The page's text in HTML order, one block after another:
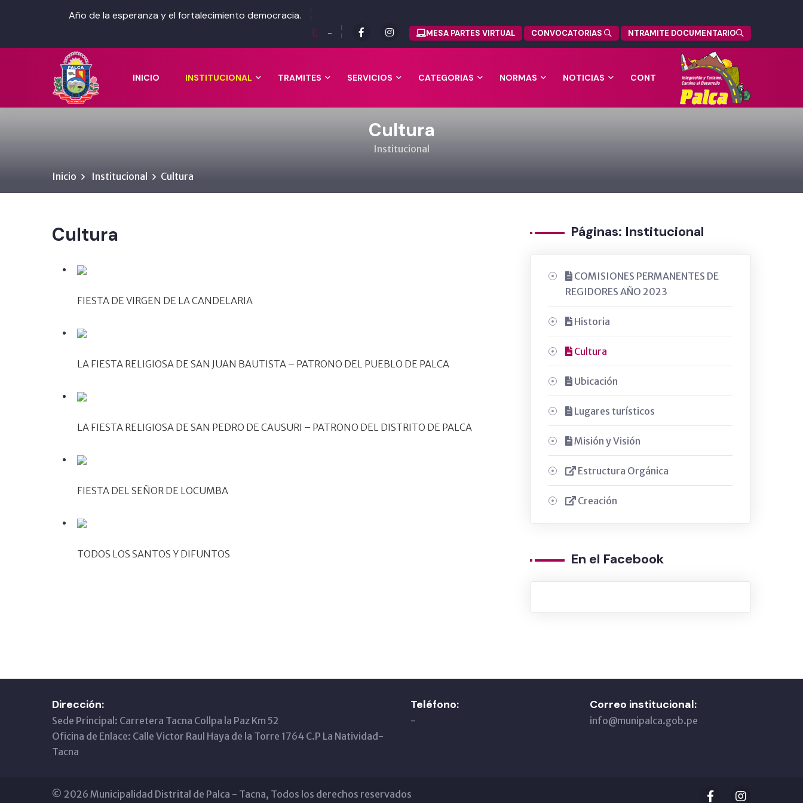
Año de la esperanza y el fortalecimiento democracia.
-
MESA PARTES VIRTUAL CONVOCATORIAS NTRAMITE DOCUMENTARIO
INICIO INSTITUCIONAL TRAMITES SERVICIOS CATEGORIAS NORMAS NOTICIAS CONT
Cultura
Institucional
Inicio Institucional Cultura
Cultura
FIESTA DE VIRGEN DE LA CANDELARIA
LA FIESTA RELIGIOSA DE SAN JUAN BAUTISTA – PATRONO DEL PUEBLO DE PALCA
LA FIESTA RELIGIOSA DE SAN PEDRO DE CAUSURI – PATRONO DEL DISTRITO DE PALCA
FIESTA DEL SEÑOR DE LOCUMBA
TODOS LOS SANTOS Y DIFUNTOS
Páginas: Institucional
COMISIONES PERMANENTES DE
REGIDORES AÑO 2023
Historia
Cultura
Ubicación
Lugares turísticos
Misión y Visión
Estructura Orgánica
Creación
En el Facebook
Dirección:
Sede Principal: Carretera Tacna Collpa la Paz Km 52
Oficina de Enlace: Calle Victor Raul Haya de la Torre 1764 C.P La Natividad-
Tacna
Teléfono:
-
Correo institucional:
info@munipalca.gob.pe
© 2026 Municipalidad Distrital de Palca - Tacna, Todos los derechos reservados